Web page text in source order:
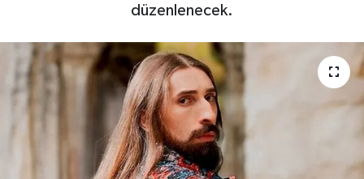
düzenlenecek.
Dodurga
Son Dakika Haberleri
Haber Arşivi